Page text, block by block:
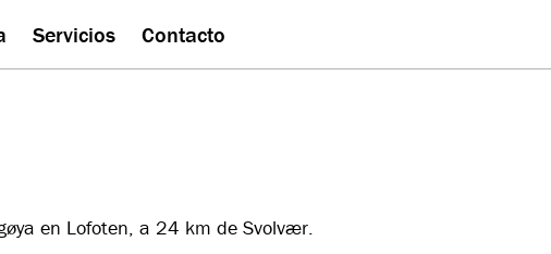
Servicios Contacto
en Lofoten, a 24 km de Svolvær.